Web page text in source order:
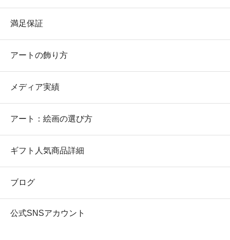
満足保証
アートの飾り方
メディア実績
アート：絵画の選び方
ギフト人気商品詳細
ブログ
公式SNSアカウント